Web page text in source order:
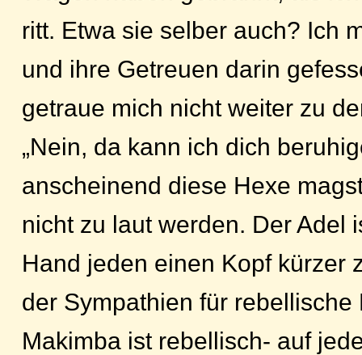
ritt. Etwa sie selber auch? Ich
und ihre Getreuen darin
getraue mich nicht weiter zu
„Nein, da kann ich dich
anscheinend diese Hexe
nicht zu laut werden. Der Adel
Hand jeden einen Kopf kürzer
der Sympathien für rebellische
Makimba ist rebellisch- auf